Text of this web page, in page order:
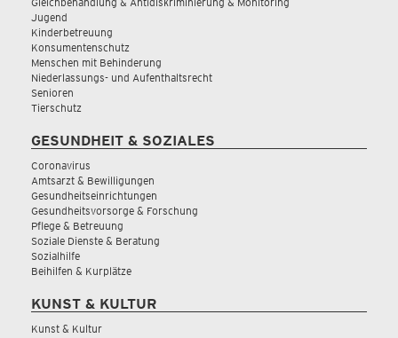
Jugend
Kinderbetreuung
Konsumentenschutz
Menschen mit Behinderung
Niederlassungs- und Aufenthaltsrecht
Senioren
Tierschutz
GESUNDHEIT & SOZIALES
Coronavirus
Amtsarzt & Bewilligungen
Gesundheitseinrichtungen
Gesundheitsvorsorge & Forschung
Pflege & Betreuung
Soziale Dienste & Beratung
Sozialhilfe
Beihilfen & Kurplätze
KUNST & KULTUR
Kunst & Kultur